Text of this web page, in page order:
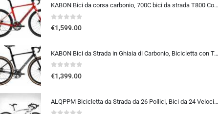
KABON Bici da corsa carbonio, 700C bici da strada T800 Completamente carbonio con Shimano 105 R7000 22 velocità 8.1 KG Leg…
0out of 5
€1,599.00
KABON Bici da Strada in Ghiaia di Carbonio, Bicicletta con Telaio in Fibra di Carbonio T800 con Bicicletta da Corsa con Fr…
0out of 5
€1,399.00
ALQPPM Bicicletta da Strada da 26 Pollici, Bici da 24 Velocità, Freno a Doppio Disco, Telaio in Acciaio ad Alto Tenore Di …